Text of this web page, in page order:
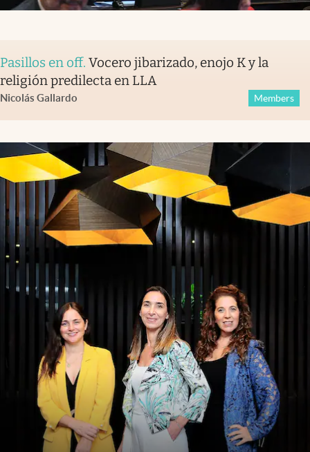
Pasillos en off. Vocero jibarizado, enojo K y la
religión predilecta en LLA
Nicolás Gallardo Members